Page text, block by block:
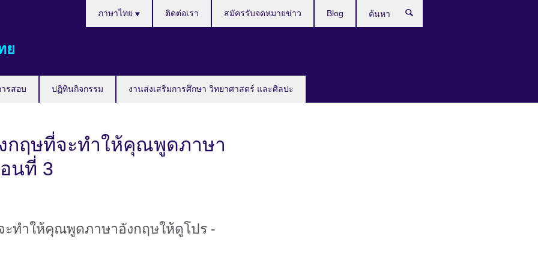
ย
รสอบ ปฏิทินกิจกรรม งานส่งเสริมการศึกษา วิทยาศาสตร์ และศิลปะ
Languages
ภาษาไทย ติดต่อเรา สมัครรับจดหมายข่าว Blog
กฤษที่จะทำให้คุณพูดภาษา
นที่ 3
ทำให้คุณพูดภาษาอังกฤษให้ดูโปร -